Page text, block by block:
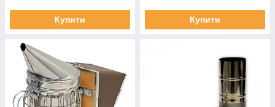
Купити Купити